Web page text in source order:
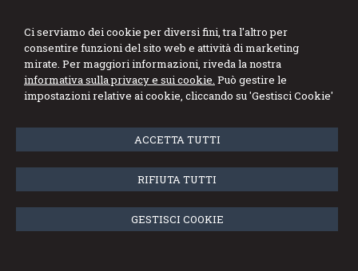
Ci serviamo dei cookie per diversi fini, tra l'altro per
consentire funzioni del sito web e attività di marketing
mirate. Per maggiori informazioni, riveda la nostra
informativa sulla privacy e sui cookie. Può gestire le
impostazioni relative ai cookie, cliccando su 'Gestisci Cookie'
ACCETTA TUTTI
RIFIUTA TUTTI
GESTISCI COOKIE
Menu
Attenzione! Impossibile trovare la
pagina
Se volete tornare alla Home Page cliccate qui